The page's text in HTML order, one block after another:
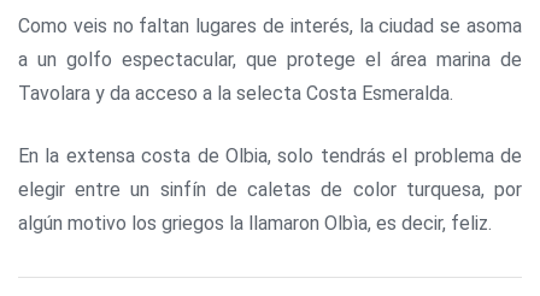
Como veis no faltan lugares de interés, la ciudad se asoma
a un golfo espectacular, que protege el área marina de
Tavolara y da acceso a la selecta Costa Esmeralda.
En la extensa costa de Olbia, solo tendrás el problema de
elegir entre un sinfín de caletas de color turquesa, por
algún motivo los griegos la llamaron Olbìa, es decir, feliz.